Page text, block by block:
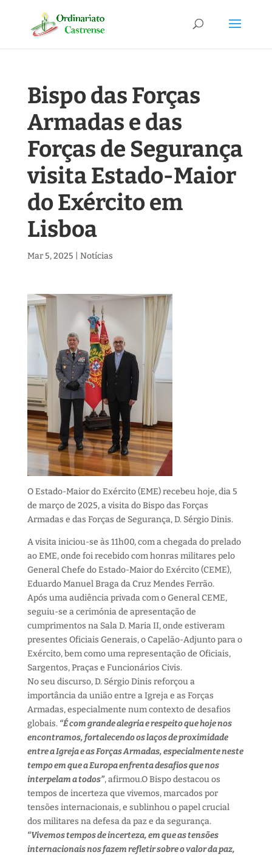
Bispo das Forças
Armadas e das
Forças de Segurança
visita Estado-Maior
do Exército em
Lisboa
Mar 5, 2025 Notícias
O Estado-Maior do Exército (EME) recebeu hoje, dia 5
de março de 2025, a visita do Bispo das Forças
Armadas e das Forças de Segurança, D. Sérgio Dinis.
A visita iniciou-se às 11h00, com a chegada do prelado
ao EME, onde foi recebido com honras militares pelo
General Chefe do Estado-Maior do Exército (CEME),
Eduardo Manuel Braga da Cruz Mendes Ferrão.
Após uma audiência privada com o General CEME,
seguiu-se a cerimónia de apresentação de
cumprimentos na Sala D. Maria II, onde estiveram
presentes Oficiais Generais, o Capelão-Adjunto para o
Exército, bem como uma representação de Oficiais,
Sargentos, Praças e Funcionários Civis.
No seu discurso, D. Sérgio Dinis reforçou a
importância da união entre a Igreja e as Forças
Armadas, especialmente num contexto de desafios
globais. “É com grande alegria e respeito que hoje nos
encontramos, fortalecendo os laços de proximidade
entre a Igreja e as Forças Armadas, especialmente neste
tempo em que a Europa enfrenta desafios que nos
interpelam a todos”, afirmou.O Bispo destacou os
tempos de incerteza que vivemos, marcados por
tensões internacionais, e sublinhou o papel crucial
dos militares na defesa da paz e da segurança.
“Vivemos tempos de incerteza, em que as tensões
internacionais nos fazem refletir sobre o valor da paz,